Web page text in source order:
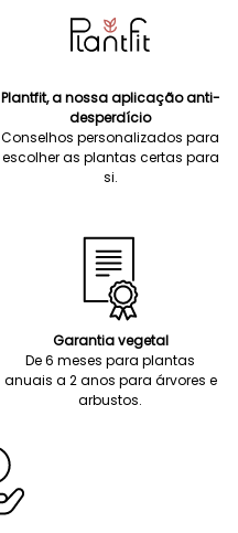
Plantfit, a nossa aplicação anti-
desperdício
Conselhos personalizados para
escolher as plantas certas para
si.
Garantia vegetal
De 6 meses para plantas
anuais a 2 anos para árvores e
arbustos.